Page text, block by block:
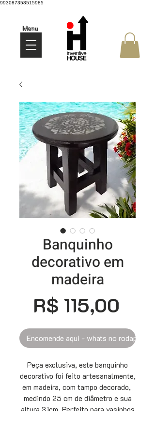
993087358515985
Menu
Banquinho
decorativo em
madeira
R$ 115,00
Encomende aqui - whats no rodapé
Peça exclusiva, este banquinho
decorativo foi feito artesanalmente,
em madeira, com tampo decorado,
medindo 25 cm de diâmetro e sua
altura 31cm. Perfeito para vasinhos